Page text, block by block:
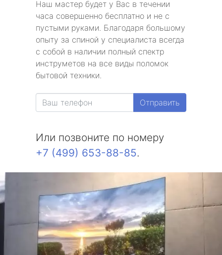
Наш мастер будет у Вас в течении
часа совершенно бесплатно и не с
пустыми руками. Благодаря большому
опыту за спиной у специалиста всегда
с собой в наличии полный спектр
инструметов на все виды поломок
бытовой техники.
Отправить
Или позвоните по номеру
+7 (499) 653-88-85.